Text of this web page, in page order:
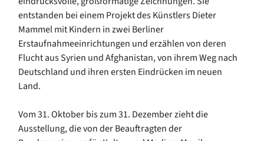
entstanden bei einem Projekt des Künstlers Dieter
Mammel mit Kindern in zwei Berliner
Erstaufnahmeeinrichtungen und erzählen von deren
Flucht aus Syrien und Afghanistan, von ihrem Weg nach
Deutschland und ihren ersten Eindrücken im neuen
Land.
Vom 31. Oktober bis zum 31. Dezember zieht die
Ausstellung, die von der Beauftragten der